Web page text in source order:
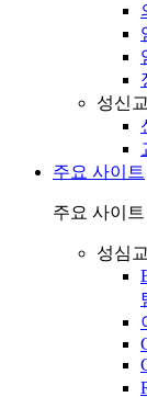
성신
주요 사이트
주요 사이트
성심